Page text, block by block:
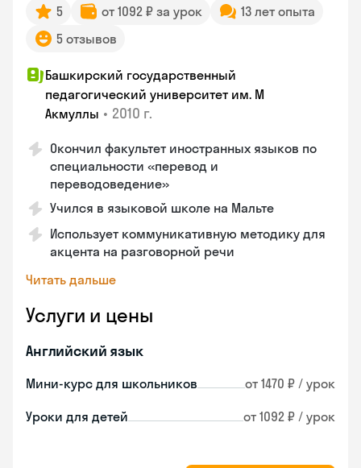
5 от 1092 ₽ за урок
13 лет опыта
5 отзывов
Башкирский государственный
педагогический университет им. М
Акмуллы • 2010 г.
Окончил факультет иностранных языков по
специальности «перевод и
переводоведение»
Учился в языковой школе на Мальте
Использует коммуникативную методику для
акцента на разговорной речи
Читать дальше
Услуги и цены
Английский язык
Мини-курс для школьников от 1470 ₽ / урок
Уроки для детей от 1092 ₽ / урок